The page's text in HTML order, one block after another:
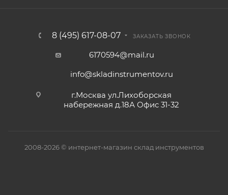
8 (495) 617-08-07 ЗАКАЗАТЬ ЗВОНОК
6170594@mail.ru
info@skladinstrumentov.ru
г.Москва ул.Лихоборская
набережная д.18А Офис 31-32
2008-2026 © интернет-магазин склад инструментов